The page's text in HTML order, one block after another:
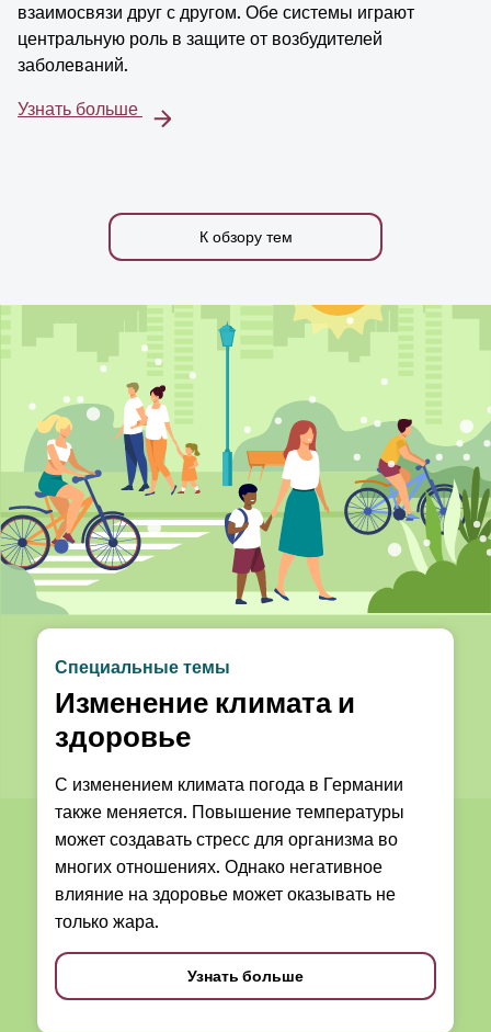
взаимосвязи друг с другом. Обе системы играют
центральную роль в защите от возбудителей
заболеваний.
Узнать больше
К обзору тем
Специальные темы
Изменение климата и
здоровье
С изменением климата погода в Германии
также меняется. Повышение температуры
может создавать стресс для организма во
многих отношениях. Однако негативное
влияние на здоровье может оказывать не
только жара.
Узнать больше